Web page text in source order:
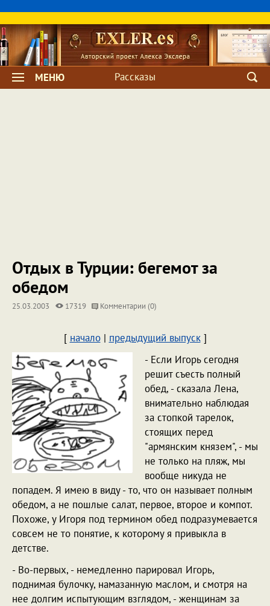
МЕНЮ Рассказы
Отдых в Турции: бегемот за
обедом
25.03.2003 17319 Комментарии (0)
[ начало| предыдущий выпуск]
- Если Игорь сегодня
решит съесть полный
обед, - сказала Лена,
внимательно наблюдая
за стопкой тарелок,
стоящих перед
"армянским князем", - мы
не только на пляж, мы
вообще никуда не
попадем. Я имею в виду - то, что он называет полным
обедом, а не пошлые салат, первое, второе и компот.
Похоже, у Игоря под термином обед подразумевается
совсем не то понятие, к которому я привыкла в
детстве.
- Во-первых, - немедленно парировал Игорь,
поднимая булочку, намазанную маслом, и смотря на
нее долгим испытующим взглядом, - женщинам за